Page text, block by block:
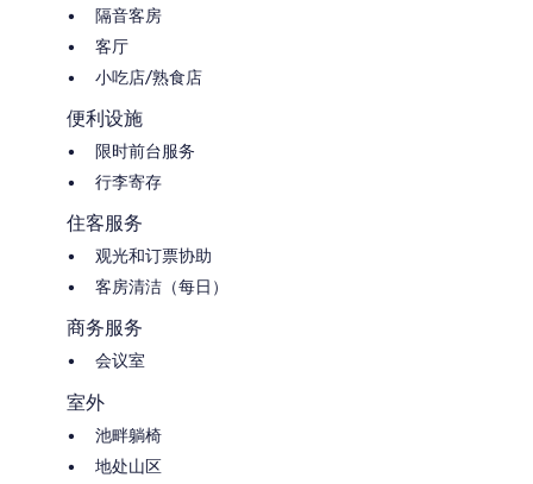
隔音客房
客厅
小吃店/熟食店
便利设施
限时前台服务
行李寄存
住客服务
观光和订票协助
客房清洁（每日）
商务服务
会议室
室外
池畔躺椅
地处山区